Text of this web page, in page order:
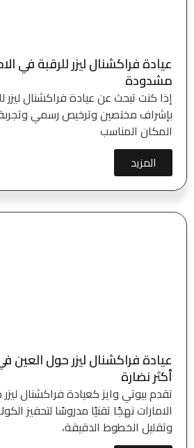
عيادة فراكشنال ليزر للرقبة في
مشدودة
إذا كنت تبحث عن عيادة فراكشنال ليزر
بإشراف مختصين وترخيص رسمي
المكان المناسب
المزيد
عيادة فراكشنال ليزر حول العين
أكثر نضارة
تقدم بيوتي وايز كعيادة فراكشنال
الامارات نهجًا تقنيًا مدروسًا لتحفيز
وتقليل الخطوط الدقيقة،